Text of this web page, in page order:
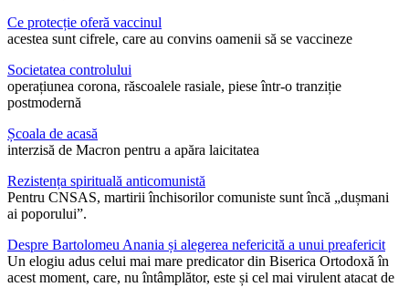
Ce protecție oferă vaccinul
acestea sunt cifrele, care au convins oamenii să se vaccineze
Societatea controlului
operațiunea corona, răscoalele rasiale, piese într-o tranziție
postmodernă
Școala de acasă
interzisă de Macron pentru a apăra laicitatea
Rezistența spirituală anticomunistă
Pentru CNSAS, martirii închisorilor comuniste sunt încă „dușmani
ai poporului”.
Despre Bartolomeu Anania și alegerea nefericită a unui preafericit
Un elogiu adus celui mai mare predicator din Biserica Ortodoxă în
acest moment, care, nu întâmplător, este și cel mai virulent atacat de